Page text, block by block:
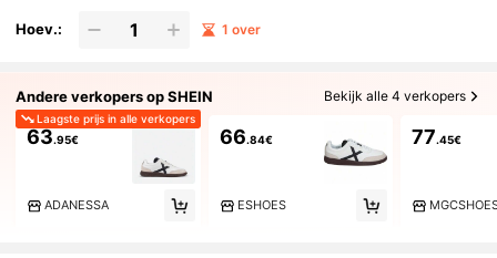
Hoev.: 1 over
Andere verkopers op SHEIN Bekijk alle 4 verkopers
Laagste prijs in alle verkopers
63.95€
ADANESSA
66.84€
ESHOES
77.45€